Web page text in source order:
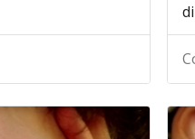
di